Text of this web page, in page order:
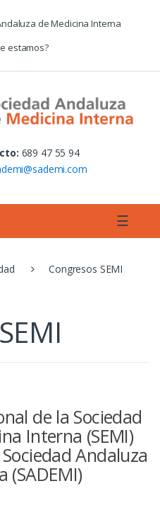
de Medicina Interna
estamos?
689 47 55 94
☰
Congresos SEMI
de la Sociedad
Interna (SEMI)
Andaluza
(SADEMI)